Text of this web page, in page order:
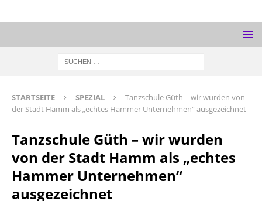
STARTSEITE SPEZIAL
Tanzschule Güth – wir wurden von
der Stadt Hamm als „echtes Hammer Unternehmen“ ausgezeichnet
Tanzschule Güth – wir wurden
von der Stadt Hamm als „echtes
Hammer Unternehmen“
ausgezeichnet